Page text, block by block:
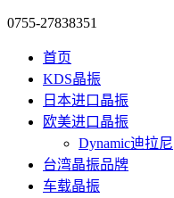
0755-27838351
首页
KDS晶振
日本进口晶振
欧美进口晶振
Dynamic迪拉尼
台湾晶振品牌
车载晶振